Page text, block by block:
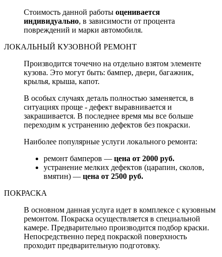
Стоимость данной работы оценивается
индивидуально, в зависимости от процента
повреждений и марки автомобиля.
ЛОКАЛЬНЫЙ КУЗОВНОЙ РЕМОНТ
Производится точечно на отдельно взятом элементе
кузова. Это могут быть: бампер, двери, багажник,
крылья, крыша, капот.
В особых случаях деталь полностью заменяется, в
ситуациях проще - дефект выравнивается и
закрашивается. В последнее время мы все больше
переходим к устранению дефектов без покраски.
Наиболее популярные услуги локального ремонта:
ремонт бамперов — цена от 2000 руб.
устранение мелких дефектов (царапин, сколов,
вмятин) — цена от 2500 руб.
ПОКРАСКА
В основном данная услуга идет в комплексе с кузовным
ремонтом. Покраска осуществляется в специальной
камере. Предварительно производится подбор краски.
Непосредственно перед покраской поверхность
проходит предварительную подготовку.